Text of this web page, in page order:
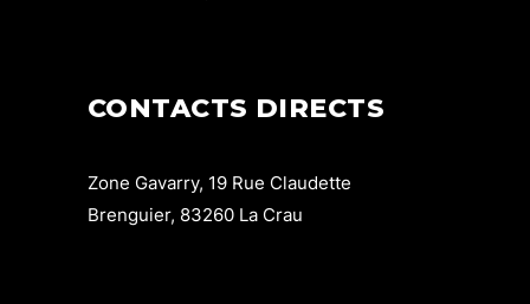
CONTACTS DIRECTS
Zone Gavarry, 19 Rue Claudette
Brenguier, 83260 La Crau